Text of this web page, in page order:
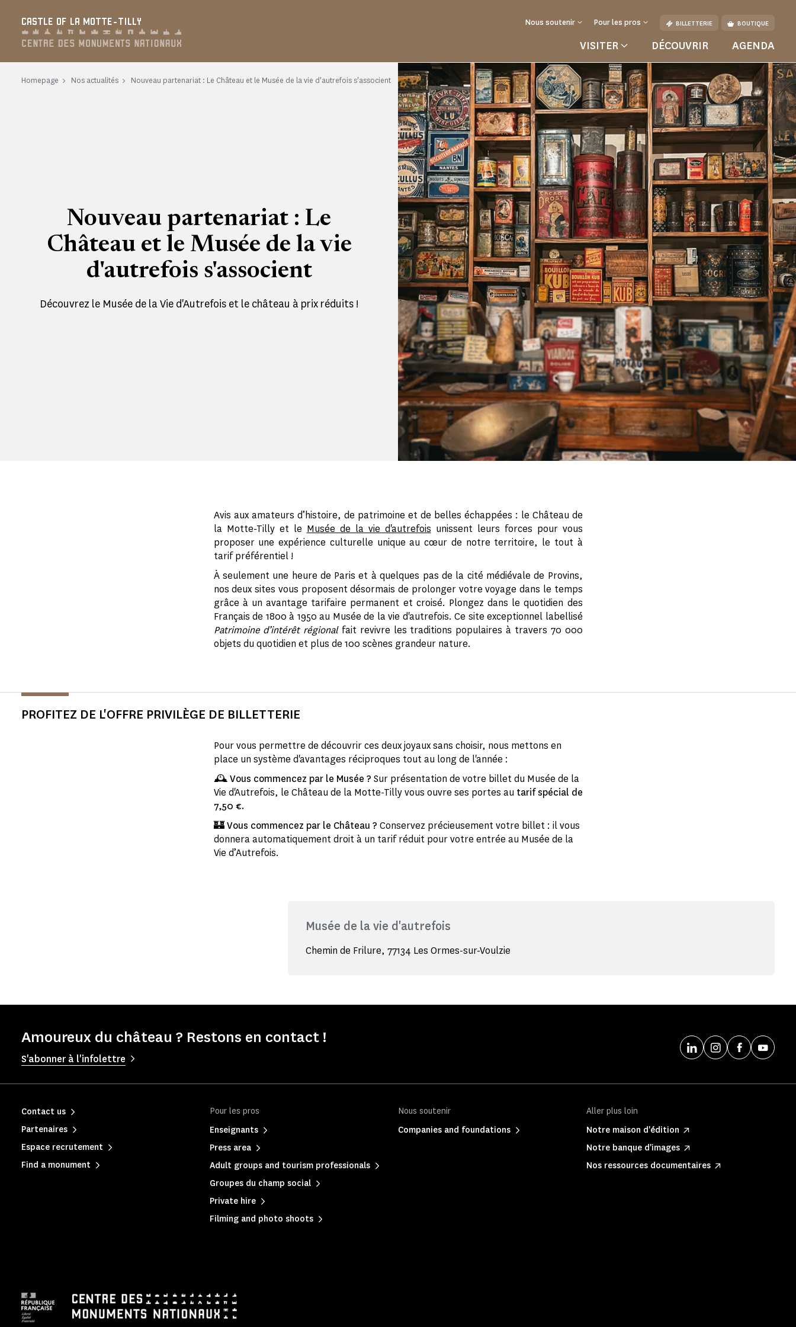
CASTLE OF LA MOTTE-TILLY Nous soutenir Pour les pros BILLETTERIE BOUTIQUE
VISITER DÉCOUVRIR AGENDA
Homepage Nos actualités Nouveau partenariat : Le Château et le Musée de la vie d'autrefois s'associent
Nouveau partenariat : Le
Château et le Musée de la vie
d'autrefois s'associent
Découvrez le Musée de la Vie d'Autrefois et le château à prix réduits !
Avis aux amateurs d’histoire, de patrimoine et de belles échappées : le Château de
la Motte-Tilly et le Musée de la vie d'autrefois unissent leurs forces pour vous
proposer une expérience culturelle unique au cœur de notre territoire, le tout à
tarif préférentiel !
À seulement une heure de Paris et à quelques pas de la cité médiévale de Provins,
nos deux sites vous proposent désormais de prolonger votre voyage dans le temps
grâce à un avantage tarifaire permanent et croisé. Plongez dans le quotidien des
Français de 1800 à 1950 au Musée de la vie d'autrefois. Ce site exceptionnel labellisé
Patrimoine d’intérêt régionalfait revivre les traditions populaires à travers 70 000
objets du quotidien et plus de 100 scènes grandeur nature.
PROFITEZ DE L'OFFRE PRIVILÈGE DE BILLETTERIE
Pour vous permettre de découvrir ces deux joyaux sans choisir, nous mettons en
place un système d'avantages réciproques tout au long de l'année :
🕰️​ Vous commencez par le Musée ? Sur présentation de votre billet du Musée de la
Vie d'Autrefois, le Château de la Motte-Tilly vous ouvre ses portes au tarif spécial de
7,50 €.
🏰​ Vous commencez par le Château ? Conservez précieusement votre billet : il vous
donnera automatiquement droit à un tarif réduit pour votre entrée au Musée de la
Vie d’Autrefois.
Musée de la vie d'autrefois
Chemin de Frilure, 77134 Les Ormes-sur-Voulzie
Amoureux du château ? Restons en contact !
S'abonner à l'infolettre
Pour les pros
Enseignants
Press area
Adult groups and tourism professionals
Groupes du champ social
Private hire
Filming and photo shoots
Nous soutenir
Companies and foundations
Aller plus loin
Notre maison d'édition
Notre banque d'images
Nos ressources documentaires
Contact us
Partenaires
Espace recrutement
Find a monument